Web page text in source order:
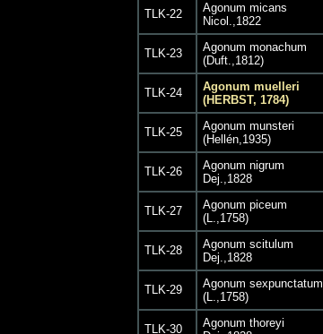
TLK-22
Agonum micans
Nicol.,1822
TLK-23
Agonum monachum
(Duft.,1812)
TLK-24
Agonum muelleri
(HERBST, 1784)
TLK-25
Agonum munsteri
(Hellén,1935)
TLK-26
Agonum nigrum
Dej.,1828
TLK-27
Agonum piceum
(L.,1758)
TLK-28
Agonum scitulum
Dej.,1828
TLK-29
Agonum sexpunctatum
(L.,1758)
TLK-30
Agonum thoreyi